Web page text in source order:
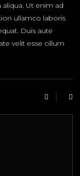
Ut enim ad
ullamco laboris
Duis aute
velit esse cillum